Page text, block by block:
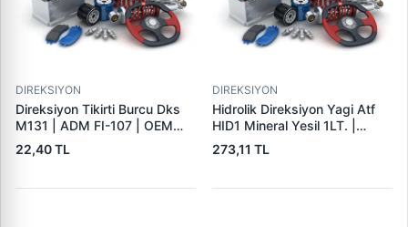
DIREKSIYON
Direksiyon Tikirti Burcu Dks
M131 | ADM FI-107 | OEM
4323104
22,40 TL
DIREKSIYON
Hidrolik Direksiyon Yagi Atf
HID1 Mineral Yesil 1LT. |
KRAFTVOLL 17023003
273,11 TL